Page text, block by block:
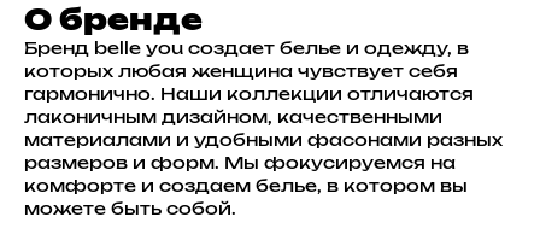
О бренде
Бренд belle you создает белье и одежду, в
которых любая женщина чувствует себя
гармонично. Наши коллекции отличаются
лаконичным дизайном, качественными
материалами и удобными фасонами разных
размеров и форм. Мы фокусируемся на
комфорте и создаем белье, в котором вы
можете быть собой.